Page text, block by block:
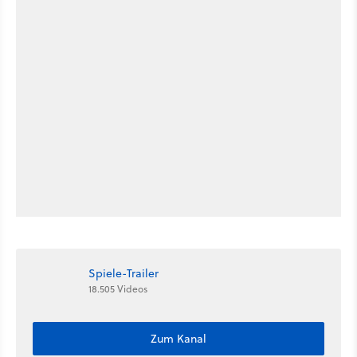
Spiele-Trailer
18.505 Videos
Zum Kanal